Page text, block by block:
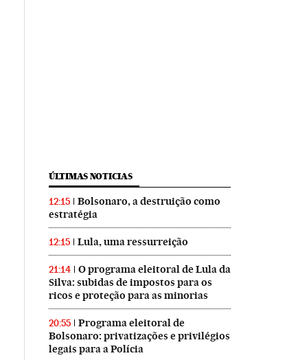
ÚLTIMAS NOTICIAS
12:15
Bolsonaro, a destruição como
estratégia
12:15 Lula, uma ressurreição
21:14
O programa eleitoral de Lula da
Silva: subidas de impostos para os
ricos e proteção para as minorias
20:55
Programa eleitoral de
Bolsonaro: privatizações e privilégios
legais para a Polícia